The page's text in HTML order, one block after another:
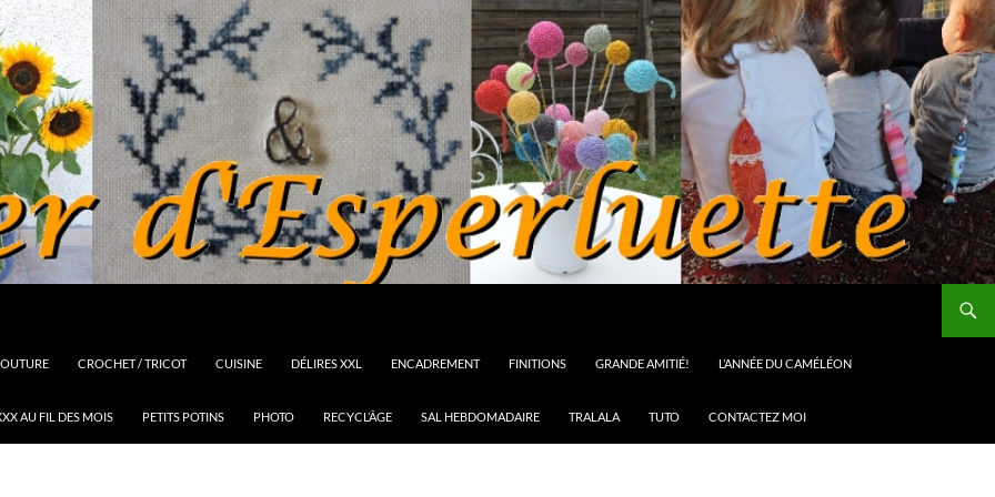
CROCHET / TRICOT CUISINE DÉLIRES XXL ENCADREMENT FINITIONS GRANDE AMITIÉ! L’ANNÉE DU CAMÉLÉON
AU FIL DES MOIS PETITS POTINS PHOTO RECYCL’ÂGE SAL HEBDOMADAIRE TRALALA TUTO CONTACTEZ MOI